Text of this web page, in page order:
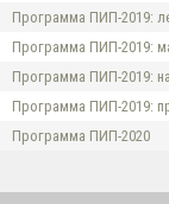
Программа ПИП-2019:
Программа ПИП-2019:
Программа ПИП-2019:
Программа ПИП-2019:
Программа ПИП-2020